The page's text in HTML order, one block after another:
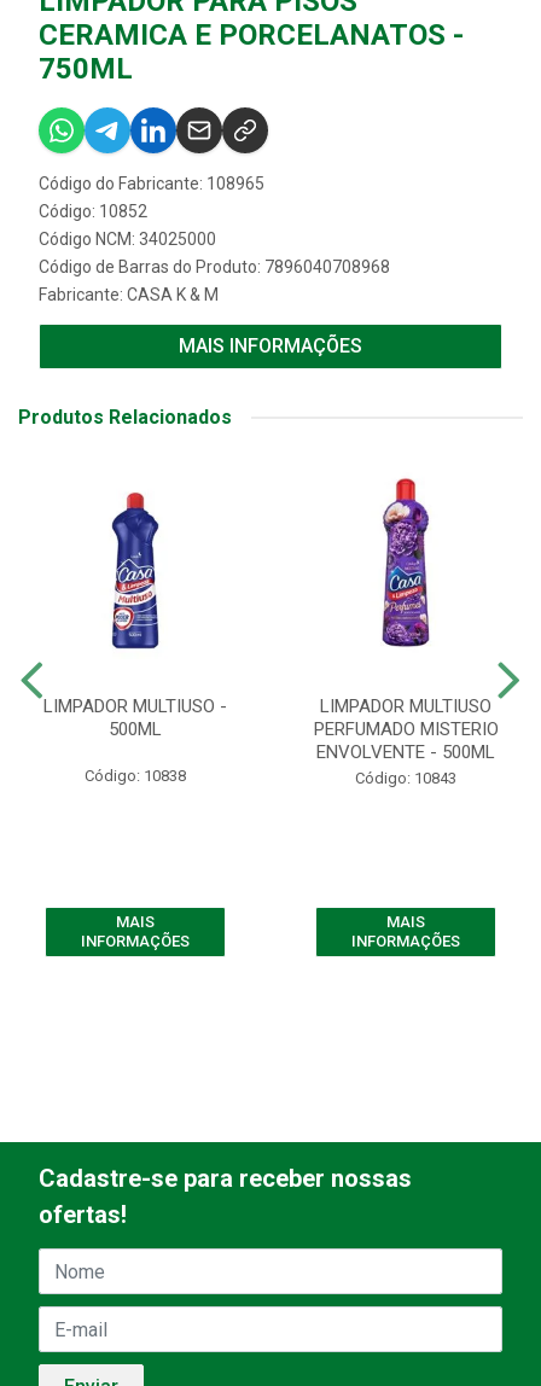
CERAMICA E PORCELANATOS -
750ML
Código do Fabricante: 108965
Código: 10852
Código NCM: 34025000
Código de Barras do Produto: 7896040708968
Fabricante: CASA K & M
MAIS INFORMAÇÕES
Produtos Relacionados
LIMPADOR MULTIUSO -
500ML
Código: 10838
MAIS
INFORMAÇÕES
LIMPADOR MULTIUSO
PERFUMADO MISTERIO
ENVOLVENTE - 500ML
Código: 10843
MAIS
INFORMAÇÕES
Cadastre-se para receber nossas
ofertas!